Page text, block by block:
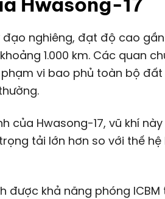
1.000 km. Các quan
vi bao phủ toàn bộ đất
của Hwasong-17, vũ khí này
tải lớn hơn so với thế hệ
được khả năng phóng ICBM